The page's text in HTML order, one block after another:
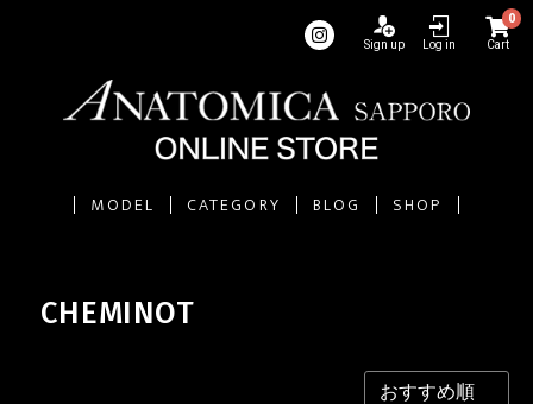
Sign up Log in
0
Cart
MODEL CATEGORY BLOG SHOP
CHEMINOT